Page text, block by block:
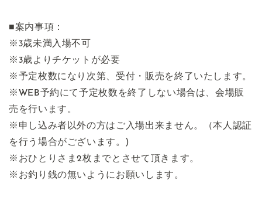
■案内事項：
※3歳未満入場不可
※3歳よりチケットが必要
※予定枚数になり次第、受付・販売を終了いたします。
※WEB予約にて予定枚数を終了しない場合は、会場販
売を行います。
※申し込み者以外の方はご入場出来ません。（本人認証
を行う場合がございます。)
※おひとりさま2枚までとさせて頂きます。
※お釣り銭の無いようにお願いします。